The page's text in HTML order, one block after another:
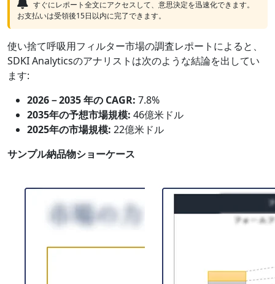
すぐにレポート全文にアクセスして、意思決定を迅速化できます。
お支払いは受領後15日以内に完了できます。
使い捨て呼吸用フィルター市場の調査レポートによると、
SDKI Analyticsのアナリストは次のような結論を出してい
ます:
2026－2035 年の CAGR: 7.8%
2035年の予想市場規模: 46億米ドル
2025年の市場規模: 22億米ドル
サンプル納品物ショーケース